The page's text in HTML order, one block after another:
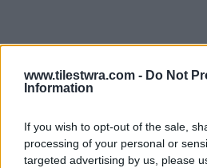
www.tilestwra.com - Do Not
Information
If you wish to opt-out of the sale,
processing of your personal or
targeted advertising by us, please